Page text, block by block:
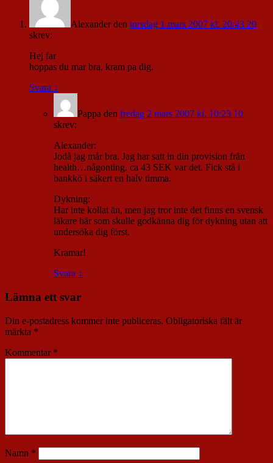
Alexanderden torsdag 1 mars 2007 kl. 20:43 20
skrev:
Hej far
hoppas du mar bra, kram pa dig.
Svara ↓
Pappa den fredag 2 mars 2007 kl. 10:23 10
skrev:
Alexander:
Jodå jag mår bra. Jag har satt in din provision från
health…någonting. ca 43 SEK var det. Fick stå i
bankkö i säkert en halv timma.
Dykning:
Har inte kollat än, men jag tror inte det finns en svensk
läkare här som skulle godkänna dig för dykning utan att
undersöka dig först.
Kramar!
Svara ↓
Lämna ett svar
Din e-postadress kommer inte publiceras. Obligatoriska fält är
märkta *
Kommentar *
Namn *